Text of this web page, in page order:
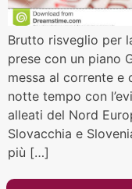
Brutto risveglio per
prese con un piano
messa al corrente e
notte tempo con
alleati del Nord
Slovacchia e
più […]